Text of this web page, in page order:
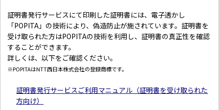
証明書発行サービスにて印刷した証明書には、電子透かし
「POPITA」の技術により、偽造防止が施されています。証明書を
受け取られた方はPOPITAの技術を利用し、証明書の真正性を確認
することができます。
詳しくは、以下をご確認ください。
※POPITAはNTT西日本株式会社の登録商標です。
証明書発行サービスご利用マニュアル（証明書を受け取られた
方向け）